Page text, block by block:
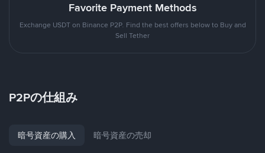
Favorite Payment Methods
Exchange USDT on Binance P2P. Find the best offers below to Buy and
Sell Tether
P2Pの仕組み
暗号資産の購入 暗号資産の売却